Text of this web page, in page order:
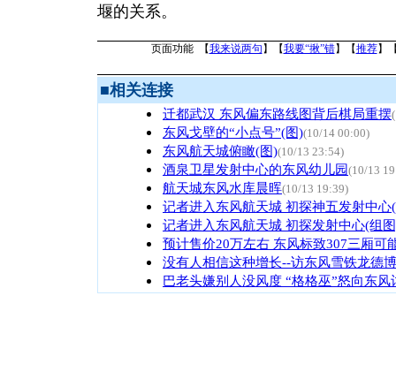
堰的关系。
页面功能 【我来说两句 】【我要“揪”错】【推荐】
■相关连接
迁都武汉 东风偏东路线图背后棋局重摆
东风戈壁的“小点号”(图)(10/14 00:00)
东风航天城俯瞰(图)(10/13 23:54)
酒泉卫星发射中心的东风幼儿园(10/13
航天城东风水库晨晖(10/13 19:39)
记者进入东风航天城 初探神五发射中心
记者进入东风航天城 初探发射中心(组
预计售价20万左右 东风标致307三厢可
没有人相信这种增长--访东风雪铁龙德
巴老头嫌别人没风度 “格格巫”怒向东风